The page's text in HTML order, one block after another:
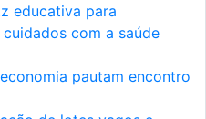
educativa para
com a saúde
pautam encontro